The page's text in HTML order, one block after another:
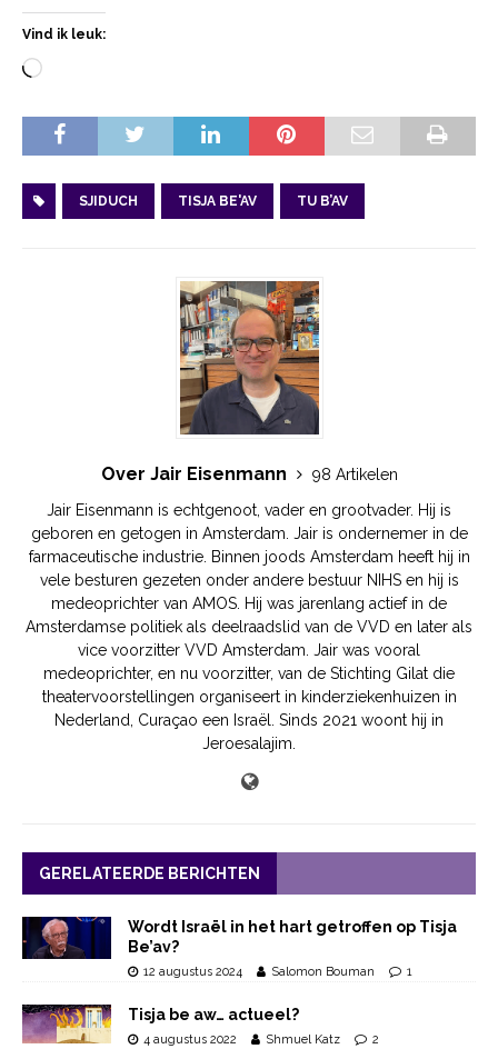
Vind ik leuk:
SJIDUCH TISJA BE'AV TU B’AV
Over Jair Eisenmann
98 Artikelen
Jair Eisenmann is echtgenoot, vader en grootvader. Hij is
geboren en getogen in Amsterdam. Jair is ondernemer in de
farmaceutische industrie. Binnen joods Amsterdam heeft hij in
vele besturen gezeten onder andere bestuur NIHS en hij is
medeoprichter van AMOS. Hij was jarenlang actief in de
Amsterdamse politiek als deelraadslid van de VVD en later als
vice voorzitter VVD Amsterdam. Jair was vooral
medeoprichter, en nu voorzitter, van de Stichting Gilat die
theatervoorstellingen organiseert in kinderziekenhuizen in
Nederland, Curaçao een Israël. Sinds 2021 woont hij in
Jeroesalajim.
GERELATEERDE BERICHTEN
Wordt Israël in het hart getroffen op Tisja
Be’av?
12 augustus 2024 Salomon Bouman 1
Tisja be aw… actueel?
4 augustus 2022 Shmuel Katz 2